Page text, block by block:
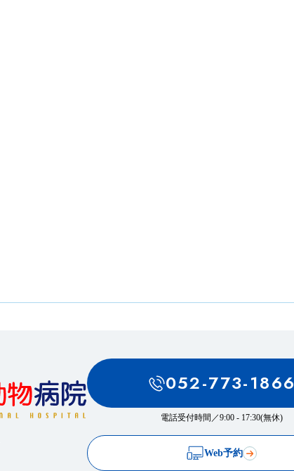
052-773-1866
電話受付時間／9:00 - 17:30(無休)
Web予約